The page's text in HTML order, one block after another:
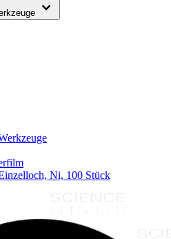
Ni, 100 Stück